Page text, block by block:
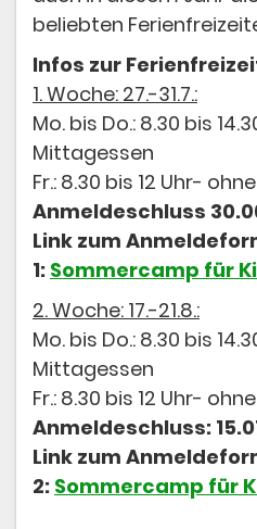
beliebten
Infos zur
1. Woche: 27.-31.7.:
Mo. bis Do.: 8.30 bis
Mittagessen
Fr.: 8.30 bis 12 Uhr-
Anmeldeschluss
Link zum
1: Sommercamp für
2. Woche: 17.-21.8.:
Mo. bis Do.: 8.30 bis
Mittagessen
Fr.: 8.30 bis 12 Uhr-
Anmeldeschluss:
Link zum
2: Sommercamp für